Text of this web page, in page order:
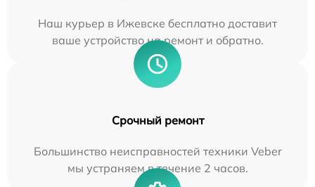
Наш курьер в Ижевске бесплатно доставит
ваше устройство на ремонт и обратно.
Срочный ремонт
Большинство неисправностей техники Veber
мы устраняем в течение 2 часов.